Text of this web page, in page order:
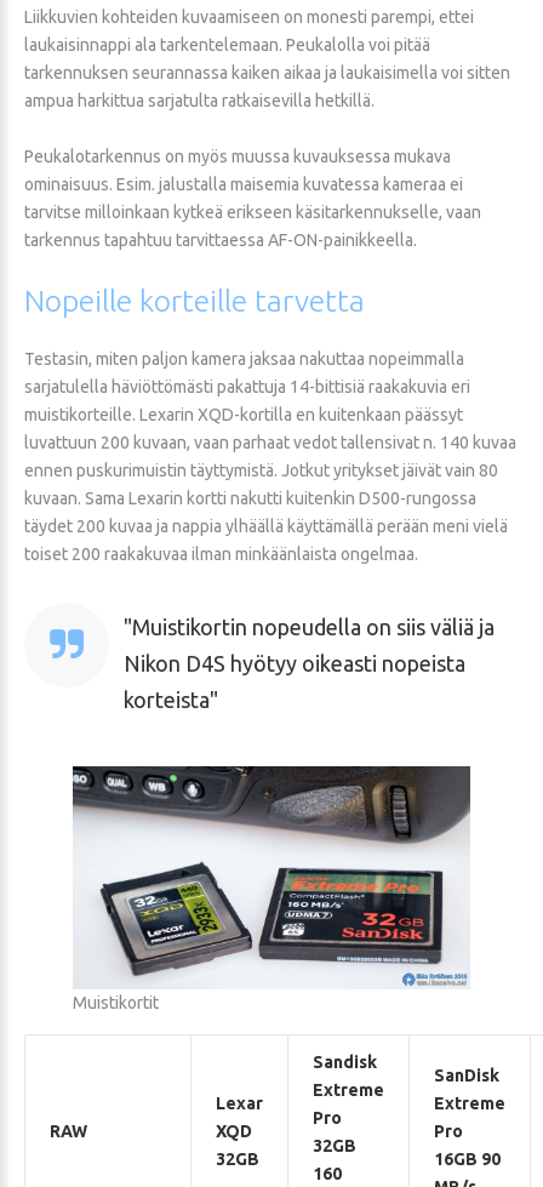
Liikkuvien kohteiden kuvaamiseen on monesti parempi, ettei
laukaisinnappi ala tarkentelemaan. Peukalolla voi pitää
tarkennuksen seurannassa kaiken aikaa ja laukaisimella voi sitten
ampua harkittua sarjatulta ratkaisevilla hetkillä.
Peukalotarkennus on myös muussa kuvauksessa mukava
ominaisuus. Esim. jalustalla maisemia kuvatessa kameraa ei
tarvitse milloinkaan kytkeä erikseen käsitarkennukselle, vaan
tarkennus tapahtuu tarvittaessa AF-ON-painikkeella.
Nopeille korteille tarvetta
Testasin, miten paljon kamera jaksaa nakuttaa nopeimmalla
sarjatulella häviöttömästi pakattuja 14-bittisiä raakakuvia eri
muistikorteille. Lexarin XQD-kortilla en kuitenkaan päässyt
luvattuun 200 kuvaan, vaan parhaat vedot tallensivat n. 140 kuvaa
ennen puskurimuistin täyttymistä. Jotkut yritykset jäivät vain 80
kuvaan. Sama Lexarin kortti nakutti kuitenkin D500-rungossa
täydet 200 kuvaa ja nappia ylhäällä käyttämällä perään meni vielä
toiset 200 raakakuvaa ilman minkäänlaista ongelmaa.
Muistikortin nopeudella on siis väliä ja
Nikon D4S hyötyy oikeasti nopeista
korteista
Muistikortit
RAW
Lexar
XQD
32GB
Sandisk
Extreme
Pro
32GB
160
SanDisk
Extreme
Pro
16GB 90